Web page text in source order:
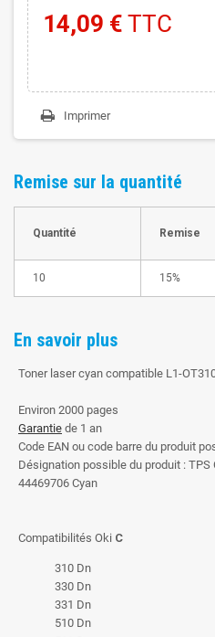
14,09 € TTC
Imprimer
Remise sur la quantité
Quantité Remise
10 15%
En savoir plus
Toner laser cyan compatible L1-
Environ 2000 pages
Garantie de 1 an
Code EAN ou code barre du produit
Désignation possible du produit :
44469706 Cyan
Compatibilités Oki C
310 Dn
330 Dn
331 Dn
510 Dn